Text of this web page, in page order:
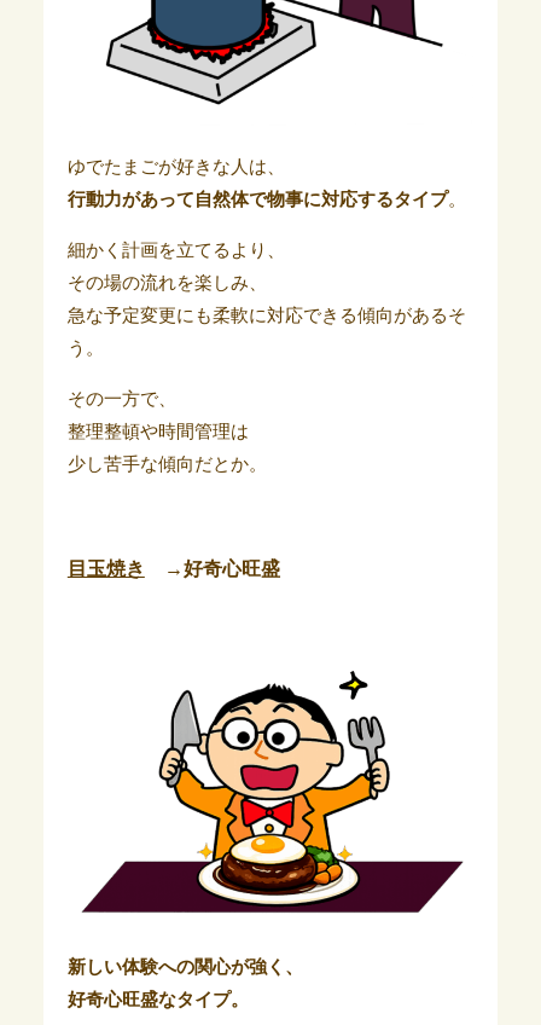
ゆでたまごが好きな人は、
行動力があって自然体で物事に対応するタイプ。
細かく計画を立てるより、
その場の流れを楽しみ、
急な予定変更にも柔軟に対応できる傾向があるそ
う。
その一方で、
整理整頓や時間管理は
少し苦手な傾向だとか。
目玉焼き →好奇心旺盛
新しい体験への関心が強く、
好奇心旺盛なタイプ。